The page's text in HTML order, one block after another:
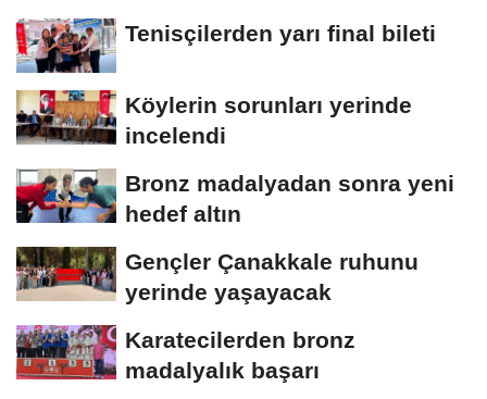
Tenisçilerden yarı final bileti
Köylerin sorunları yerinde
incelendi
Bronz madalyadan sonra yeni
hedef altın
Gençler Çanakkale ruhunu
yerinde yaşayacak
Karatecilerden bronz
madalyalık başarı